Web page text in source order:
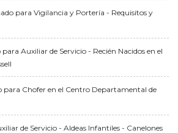
para Vigilancia y Portería - Requisitos y
Auxiliar de Servicio - Recién Nacidos en el
para Chofer en el Centro Departamental de
de Servicio - Aldeas Infantiles - Canelones